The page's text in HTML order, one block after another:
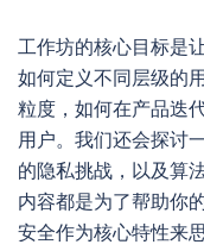
工作坊的核心目标是
如何定义不同层级的
粒度，如何在产品迭
用户。我们还会探讨
的隐私挑战，以及算
内容都是为了帮助你
安全作为核心特性来